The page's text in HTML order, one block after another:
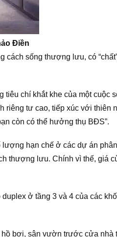
Điền
cách sống thượng lưu, có
chí khắt khe của một cuộc
riêng tư cao, tiếp xúc với
còn có thể hưởng thụ BĐS”.
hạn chế ở các dự án
thượng lưu. Chính vì thế, giá
ở tầng 3 và 4 của các
bơi, sân vườn trước cửa nhà